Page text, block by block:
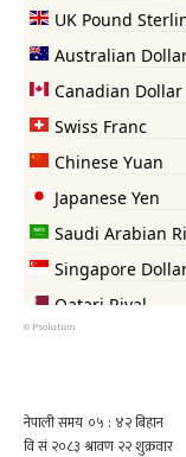
© Psolution